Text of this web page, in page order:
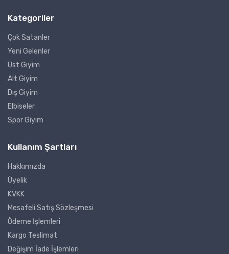
Kategoriler
Çok Satanler
Yeni Gelenler
Üst Giyim
Alt Giyim
Dış Giyim
Elbiseler
Spor Giyim
Kullanım Şartları
Hakkımızda
Üyelik
KVKK
Mesafeli Satış Sözleşmesi
Ödeme İşlemleri
Kargo Teslimat
Değişim İade İşlemleri